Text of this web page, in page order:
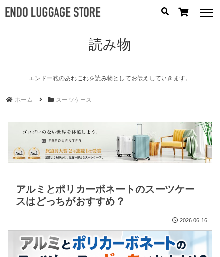
誕生日プレゼント
ブランドから探す
泊数から探す
価格
〜
読み物
エンドー鞄のあれこれを読み物としてお伝えしていきます。
ホーム スーツケース
アルミとポリカーボネートのスーツケー
スはどっちがおすすめ？
2026.06.16